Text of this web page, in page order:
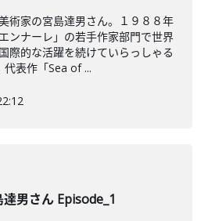
術家の宮島達男さん。１９８８年
ンナーレ」の若手作家部門で世界
際的な活躍を続けていらっしゃる
表作「Sea of ...
達男さん Episode_1